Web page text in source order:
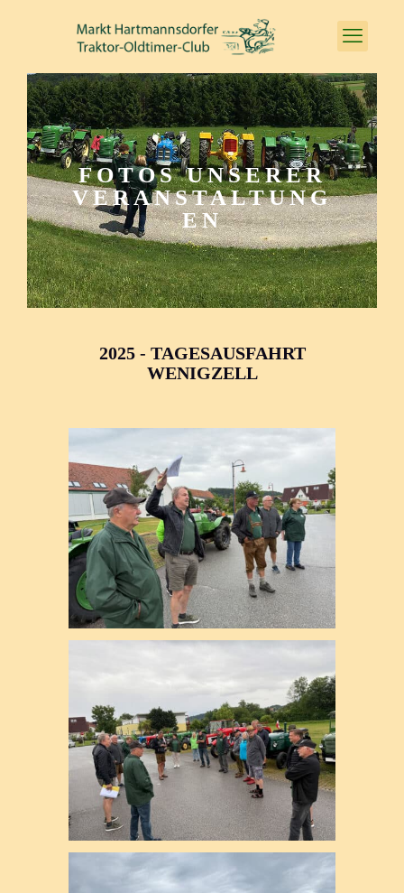
FOTOS UNSERER
VERANSTALTUNG
EN
2025 - TAGESAUSFAHRT
WENIGZELL